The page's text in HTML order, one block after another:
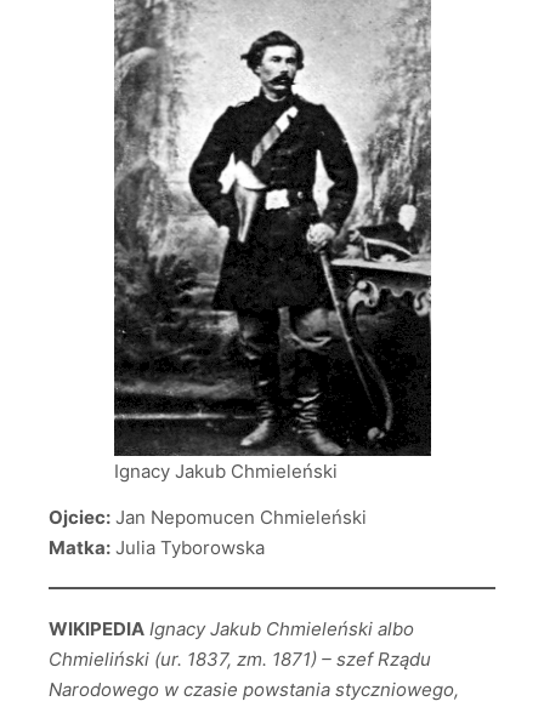
Ignacy Jakub Chmieleński
Ojciec: Jan Nepomucen Chmieleński
Matka: Julia Tyborowska
WIKIPEDIA Ignacy Jakub Chmieleński albo
Chmieliński (ur. 1837, zm. 1871) – szef Rządu
Narodowego w czasie powstania styczniowego,